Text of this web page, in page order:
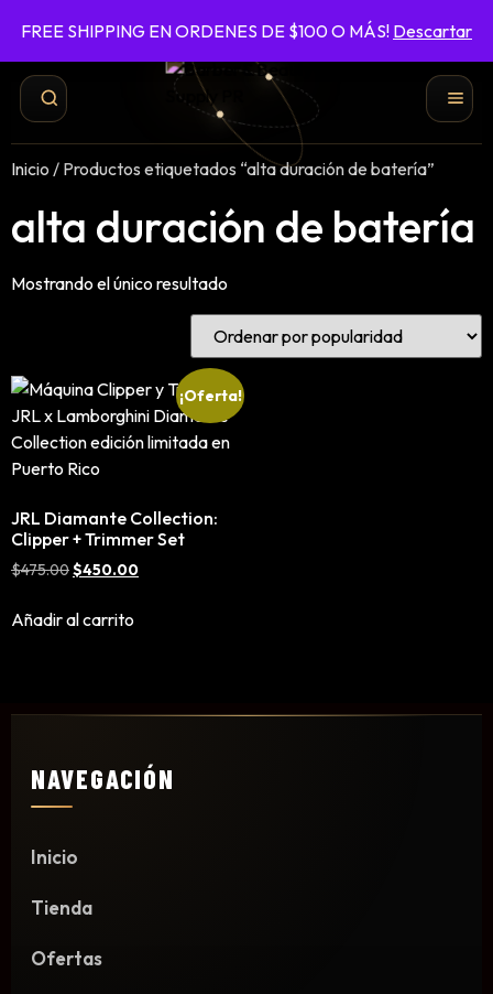
FREE SHIPPING EN ORDENES DE $100 O MÁS! Descartar
787-422-6161ENVÍO GRATIS EN ÓRDENES DE $100 O MÁS
Shampoo y Conditioner
Productos de Styling
Hair Spray
Mousse, Gels y Styling
Protector de Calor
Fortalecimiento
Otros
Tijeras y Portanavajas
Inicio / Productos etiquetados “alta duración de batería”
alta duración de batería
Mostrando el único resultado
¡Oferta!
JRL Diamante Collection:
Clipper + Trimmer Set
$475.00$450.00
Añadir al carrito
NAVEGACIÓN
Inicio
Tienda
Ofertas